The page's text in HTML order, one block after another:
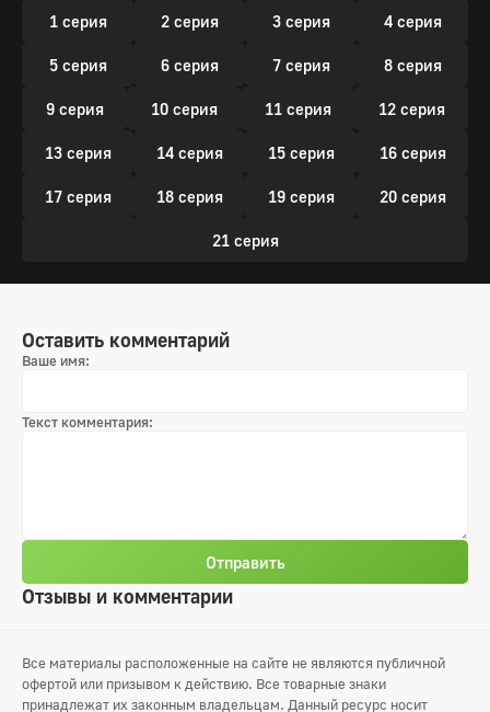
1 серия
2 серия 3 серия 4 серия
5 серия 6 серия 7 серия 8 серия
9 серия 10 серия 11 серия 12 серия
13 серия 14 серия 15 серия 16 серия
17 серия 18 серия 19 серия 20 серия
21 серия
Отзывы и комментарии
Оставить комментарий
Ваше имя:
Текст комментария:
Отправить
Все материалы расположенные на сайте не являются публичной
офертой или призывом к действию. Все товарные знаки
принадлежат их законным владельцам. Данный ресурс носит